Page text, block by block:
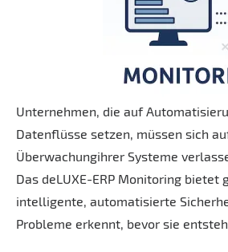
Unternehmen, die auf
Datenflüsse setzen, müssen sich
Überwachungihrer Systeme
Das deLUXE-ERP Monitoring bietet
intelligente, automatisierte
Probleme erkennt, bevor sie